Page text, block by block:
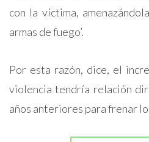
con la víctima,
armas de fuego’.
Por esta razón, dice, el
violencia tendría relación
años anteriores para frenar